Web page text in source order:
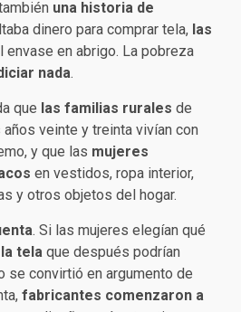
una historia de
dinero para comprar tela, las
envase en abrigo. La pobreza
nada.
que las familias rurales de
veinte y treinta vivían con
y que las mujeres
en vestidos, ropa interior,
y otros objetos del hogar.
. Si las mujeres elegían qué
tela que después podrían
se convirtió en argumento de
fabricantes comenzaron a